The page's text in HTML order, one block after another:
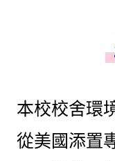
本校校舍環
從美國添置